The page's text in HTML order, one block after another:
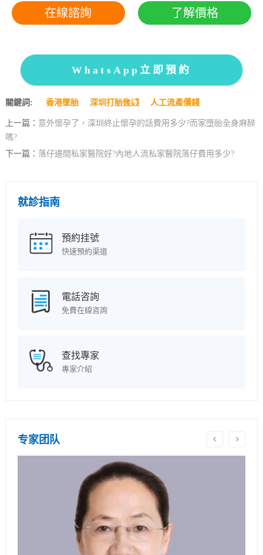
在線諮詢 了解價格
WhatsApp立即預約
關鍵詞: 香港墜胎 深圳打胎幾錢 人工流產價錢
上一篇： 意外懷孕了，深圳終止懷孕的話費用多少?而家墮胎全身麻醉
嗎?
下一篇： 落仔邊間私家醫院好?內地人流私家醫院落仔費用多少?
就診指南
預約挂號
快速預約渠道
電話咨詢
免費在線咨詢
查找專家
專家介紹
专家团队